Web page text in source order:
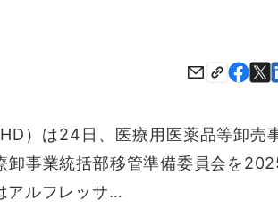
）は24日、医療用医薬品等卸売
事業統括部移管準備委員会を
アルフレッサ…